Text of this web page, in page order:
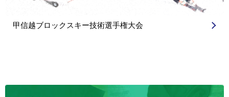
甲信越ブロックスキー技術選手権大会